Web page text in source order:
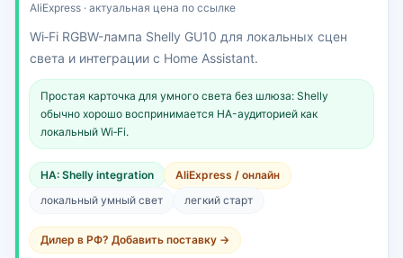
AliExpress · актуальная цена по ссылке
Wi‑Fi RGBW-лампа Shelly GU10 для локальных сцен
света и интеграции с Home Assistant.
Простая карточка для умного света без шлюза: Shelly
обычно хорошо воспринимается HA-аудиторией как
локальный Wi‑Fi.
HA: Shelly integration
AliExpress / онлайн
локальный умный свет
легкий старт
Дилер в РФ? Добавить поставку →